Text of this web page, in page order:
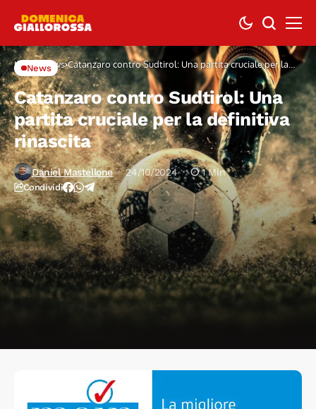
Home News Catanzaro contro Sudtirol: Una partita cruciale per la
definitiva rinascita
News
Catanzaro contro Sudtirol: Una
partita cruciale per la definitiva
rinascita
Daniel Mastellone 24/10/2024 1 Min
Condividi